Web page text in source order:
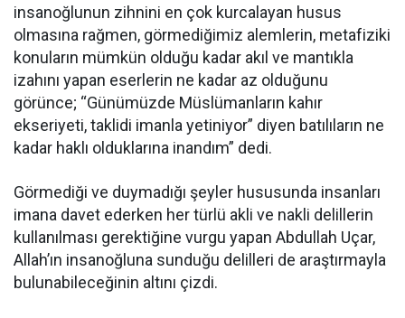
insanoğlunun zihnini en çok kurcalayan husus
olmasına rağmen, görmediğimiz alemlerin, metafiziki
konuların mümkün olduğu kadar akıl ve mantıkla
izahını yapan eserlerin ne kadar az olduğunu
görünce; “Günümüzde Müslümanların kahır
ekseriyeti, taklidi imanla yetiniyor” diyen batılıların ne
kadar haklı olduklarına inandım” dedi.
Görmediği ve duymadığı şeyler hususunda insanları
imana davet ederken her türlü akli ve nakli delillerin
kullanılması gerektiğine vurgu yapan Abdullah Uçar,
Allah’ın insanoğluna sunduğu delilleri de araştırmayla
bulunabileceğinin altını çizdi.